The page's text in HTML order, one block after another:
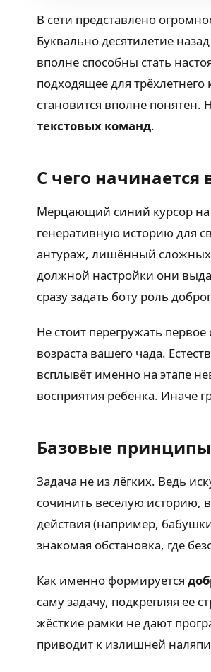
В сети представлено
Буквально десятилетие
вполне способны стать
подходящее для
становится вполне
текстовых команд.
С чего начинается
Мерцающий синий курсор на
генеративную историю для
антураж, лишённый сложных
должной настройки они
сразу задать боту роль
Не стоит перегружать
возраста вашего чада.
всплывёт именно на этапе
восприятия ребёнка. Иначе
Базовые
Задача не из лёгких. Ведь
сочинить весёлую историю,
действия (например,
знакомая обстановка, где
Как именно формируется
саму задачу, подкрепляя её
жёсткие рамки не дают
приводит к излишней